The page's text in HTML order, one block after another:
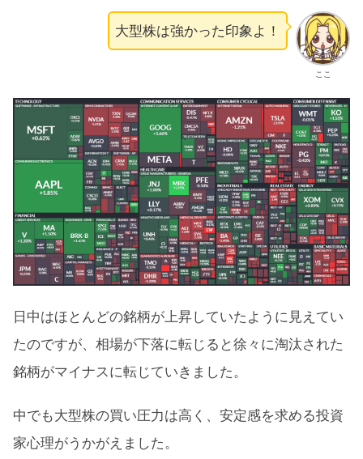
ここ
大型株は強かった印象よ！
日中はほとんどの銘柄が上昇していたように見えてい
たのですが、相場が下落に転じると徐々に淘汰された
銘柄がマイナスに転じていきました。
中でも大型株の買い圧力は高く、安定感を求める投資
家心理がうかがえました。